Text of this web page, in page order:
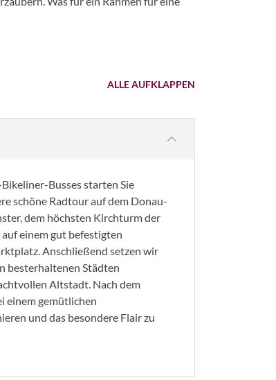
ALLE AUFKLAPPEN
Busses starten Sie
schöne Radtour auf dem Donau-
dem höchsten Kirchturm der
einem gut befestigten
Anschließend setzen wir
besterhaltenen Städten
Altstadt. Nach dem
einem gemütlichen
und das besondere Flair zu